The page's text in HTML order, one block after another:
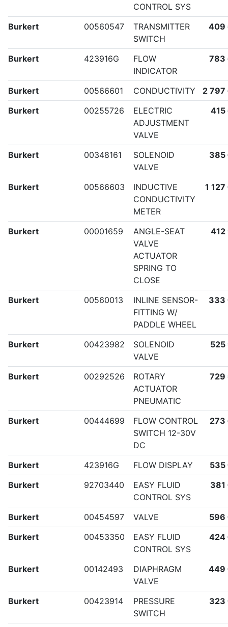
CONTROL SYS
Burkert
00560547
TRANSMITTER
SWITCH
409
Burkert 423916G
FLOW
INDICATOR
783
Burkert 00566601 CONDUCTIVITY
2 797
Burkert
00255726
ELECTRIC
ADJUSTMENT
VALVE
415
Burkert 00348161
SOLENOID
VALVE
385
Burkert 00566603
INDUCTIVE
CONDUCTIVITY
METER
1 127
Burkert 00001659
ANGLE-SEAT
VALVE
ACTUATOR
SPRING TO
CLOSE
412
Burkert 00560013
INLINE SENSOR-
FITTING W/
PADDLE WHEEL
333
Burkert 00423982
SOLENOID
VALVE
525
Burkert 00292526
ROTARY
ACTUATOR
PNEUMATIC
729
Burkert 00444699
FLOW CONTROL
SWITCH 12-30V
DC
273
Burkert 423916G FLOW DISPLAY
535
Burkert
92703440
EASY FLUID
CONTROL SYS
381
Burkert 00454597 VALVE
596
Burkert
00453350
EASY FLUID
CONTROL SYS
424
Burkert 00142493
DIAPHRAGM
VALVE
449
Burkert 00423914
PRESSURE
SWITCH
323